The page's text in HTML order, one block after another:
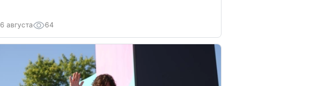
6 августа 64